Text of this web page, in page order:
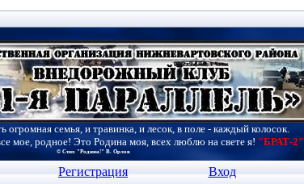
огромная семья, и травинка, и лесок, в поле - каждый колосок.
мое, родное! Это Родина моя, всех люблю на свете я! "БРАТ-2"
© Стих "Родина!" В. Орлов
Регистрация Вход